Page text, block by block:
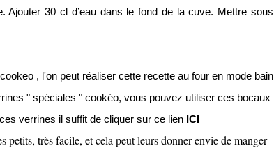
Ajouter 30 cl d’eau dans le fond de la cuve. Mettre sous
, l'on peut réaliser cette recette au four en mode bain
" spéciales " cookéo, vous pouvez utiliser ces bocaux
verrines il suffit de cliquer sur ce lien ICI
petits, très facile, et cela peut leurs donner envie de manger